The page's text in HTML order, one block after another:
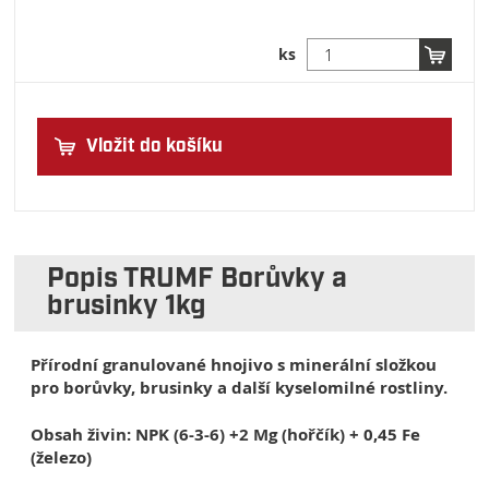
ks
Vložit do košíku
Popis TRUMF Borůvky a
brusinky 1kg
Přírodní granulované hnojivo s minerální složkou
pro borůvky, brusinky a další kyselomilné rostliny.
Obsah živin: NPK (6-3-6) +2 Mg (hořčík) + 0,45 Fe
(železo)